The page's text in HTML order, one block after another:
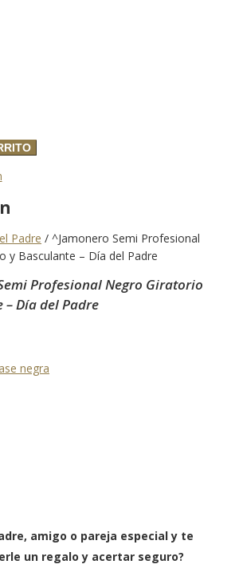
Padre /^Jamonero Semi Profesional
y Basculante – Día del Padre
Profesional Negro Giratorio
– Día del Padre
amigo o pareja especial y te
un regalo y acertar seguro?